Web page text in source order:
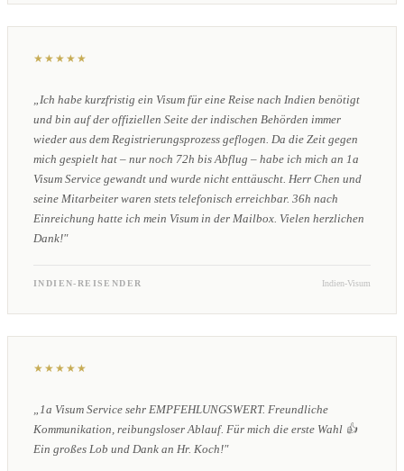
★★★★★
„Ich habe kurzfristig ein Visum für eine Reise nach Indien benötigt
und bin auf der offiziellen Seite der indischen Behörden immer
wieder aus dem Registrierungsprozess geflogen. Da die Zeit gegen
mich gespielt hat – nur noch 72h bis Abflug – habe ich mich an 1a
Visum Service gewandt und wurde nicht enttäuscht. Herr Chen und
seine Mitarbeiter waren stets telefonisch erreichbar. 36h nach
Einreichung hatte ich mein Visum in der Mailbox. Vielen herzlichen
Dank!"
INDIEN-REISENDER Indien-Visum
★★★★★
„1a Visum Service sehr EMPFEHLUNGSWERT. Freundliche
Kommunikation, reibungsloser Ablauf. Für mich die erste Wahl 👍
Ein großes Lob und Dank an Hr. Koch!"